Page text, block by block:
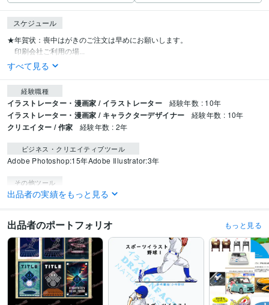
スケジュール
★年賀状：喪中はがきのご注文は早めにお願いします。
印刷会社ご利用の場...
すべて見る
経験職種
イラストレーター・漫画家 / イラストレーター 経験年数 : 10年
イラストレーター・漫画家 / キャラクターデザイナー 経験年数 : 10年
クリエイター / 作家 経験年数 : 2年
ビジネス・クリエイティブツール
Adobe Photoshop:15年Adobe Illustrator:3年
その他ツール
Creative Cloud Standard:0年
イラスト作成・漫画制作 ディフォルメ～リアル寄りまで
イラストレーター
デザイン制作 画像加工
出品者の実績をもっと見る
出品者のポートフォリオ もっと見る